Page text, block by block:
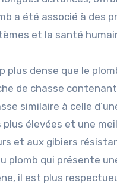
a été associé à des
et la santé
dense que le
de chasse
similaire à celle
élevées et une
et aux gibiers
qui présente
il est plus